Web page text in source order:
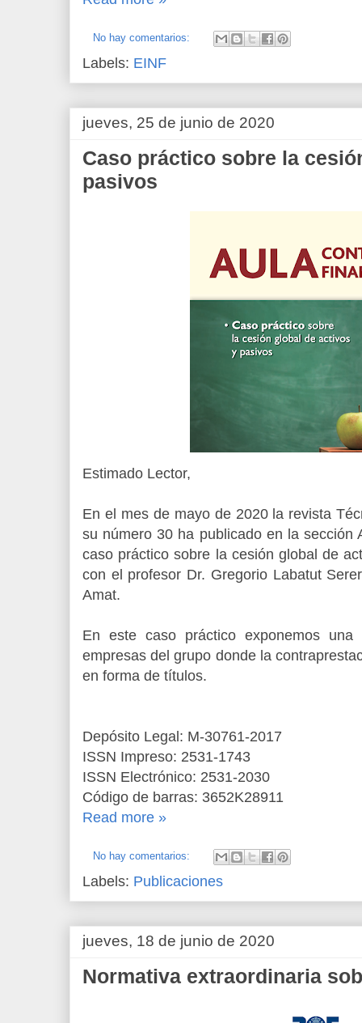
No hay comentarios:
Labels: EINF
jueves, 25 de junio de 2020
Caso práctico sobre la
pasivos
Estimado Lector,
En el mes de mayo de 2020 la revista
su número 30 ha publicado en la sección
caso práctico sobre la cesión global de
con el profesor Dr. Gregorio Labatut
Amat.
En este caso práctico exponemos
empresas del grupo donde la
en forma de títulos.
Depósito Legal: M-30761-2017
ISSN Impreso: 2531-1743
ISSN Electrónico: 2531-2030
Código de barras: 3652K28911
Read more »
No hay comentarios:
Labels: Publicaciones
jueves, 18 de junio de 2020
Normativa extraordinaria